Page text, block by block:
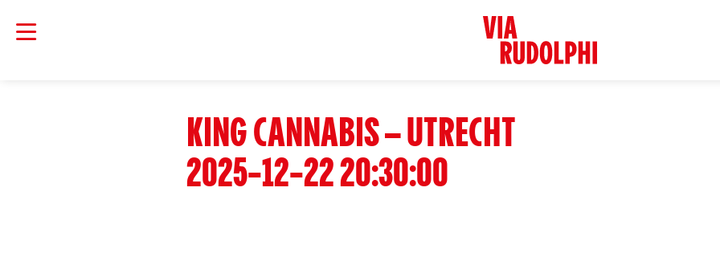
KING CANNABIS – UTRECHT
2025-12-22 20:30:00